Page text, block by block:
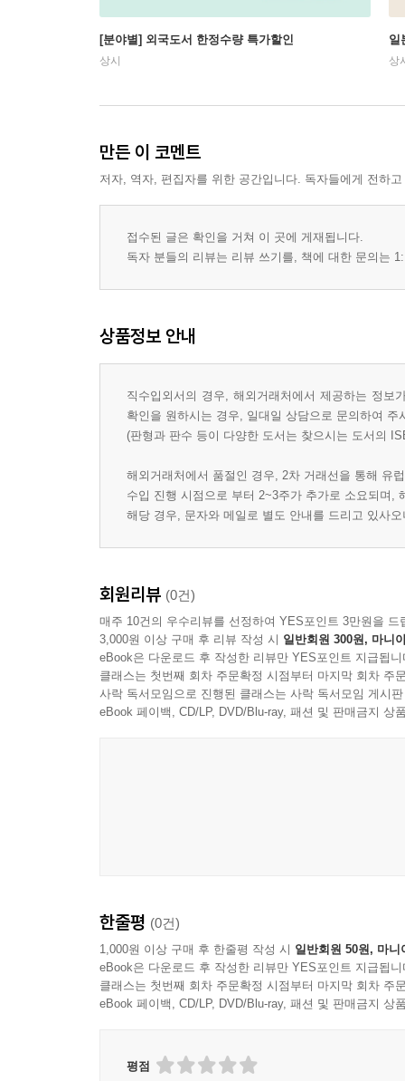
[분야별] 외국도서 한정수량 특가할인
상시
일
상
만든 이 코멘트
저자, 역자, 편집자를 위한 공간입니다. 독자들에게 전하
접수된 글은 확인을 거쳐 이 곳에 게재됩니다.
독자 분들의 리뷰는 리뷰 쓰기를, 책에 대한 문의는
상품정보 안내
직수입외서의 경우, 해외거래처에서 제공하는 정
확인을 원하시는 경우, 일대일 상담으로 문의하여 주
(판형과 판수 등이 다양한 도서는 찾으시는 도서의
해외거래처에서 품절인 경우, 2차 거래선을 통해 유
수입 진행 시점으로 부터 2~3주가 추가로 소요되며,
해당 경우, 문자와 메일로 별도 안내를 드리고 있사
회원리뷰 (0건)
매주 10건의 우수리뷰를 선정하여 YES포인트 3만원을 드
3,000원 이상 구매 후 리뷰 작성 시 일반회원 300원, 마니
eBook은 다운로드 후 작성한 리뷰만 YES포인트 지급됩니
클래스는 첫번째 회차 주문확정 시점부터 마지막 회차 주
사락 독서모임으로 진행된 클래스는 사락 독서모임 게시
eBook 페이백, CD/LP, DVD/Blu-ray, 패션 및 판매금지 상
한줄평 (0건)
1,000원 이상 구매 후 한줄평 작성 시 일반회원 50원, 마니
eBook은 다운로드 후 작성한 리뷰만 YES포인트 지급됩니
클래스는 첫번째 회차 주문확정 시점부터 마지막 회차 주
eBook 페이백, CD/LP, DVD/Blu-ray, 패션 및 판매금지 상
평점